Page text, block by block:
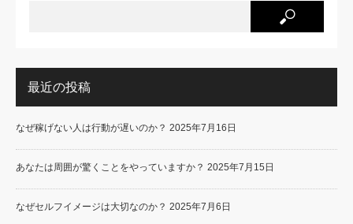
最近の投稿
なぜ稼げない人は行動が遅いのか？ 2025年7月16日
あなたは周囲が驚くことをやっていますか？ 2025年7月15日
なぜセルフイメージは大切なのか？ 2025年7月6日